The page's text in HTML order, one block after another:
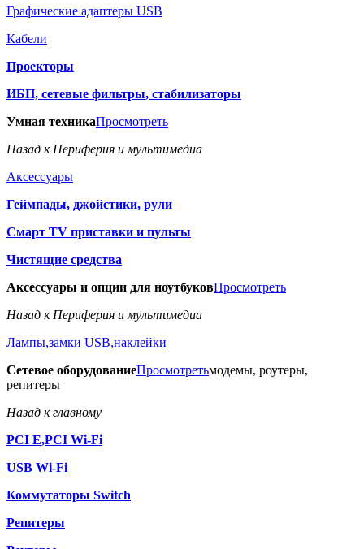
Графические адаптеры USB
Кабели
Проекторы
ИБП, сетевые фильтры, стабилизаторы
Умная техникаПросмотреть
Назад к Периферия и мультимедиа
Аксессуары
Геймпады, джойстики, рули
Смарт TV приставки и пульты
Чистящие средства
Аксессуары и опции для ноутбуковПросмотреть
Назад к Периферия и мультимедиа
Лампы,замки USB,наклейки
Сетевое оборудованиеПросмотретьмодемы, роутеры,
репитеры
Назад к главному
PCI E,PCI Wi-Fi
USB Wi-Fi
Коммутаторы Switch
Репитеры